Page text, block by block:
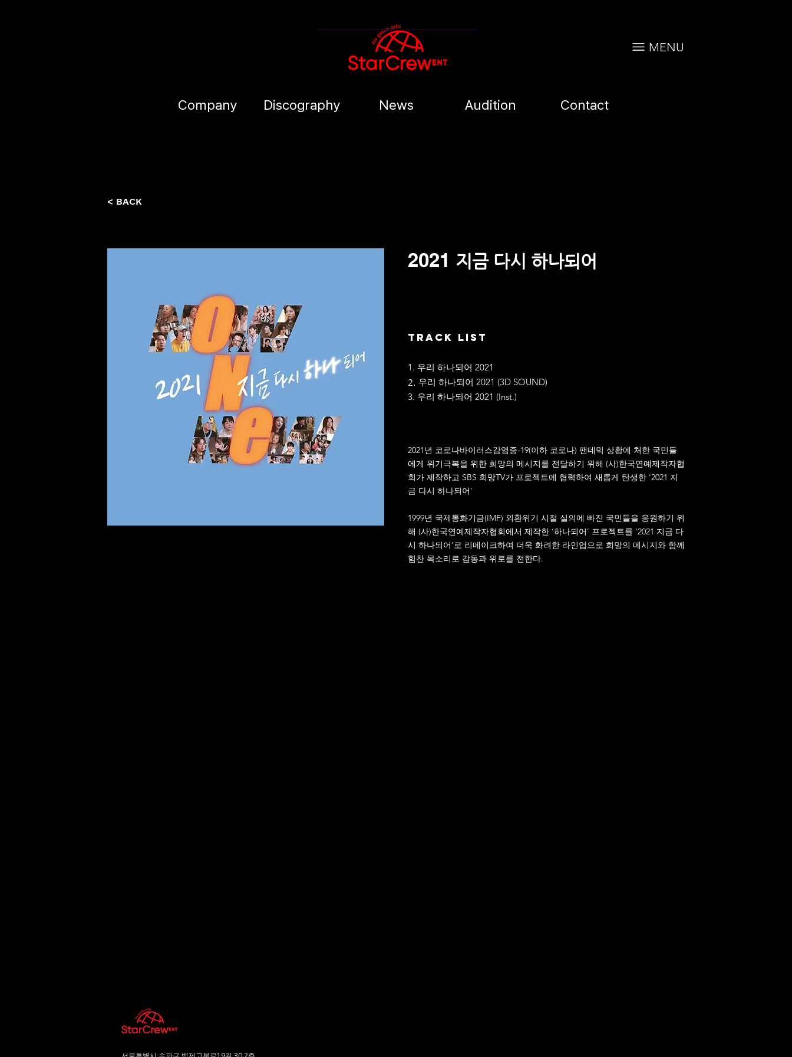
MENU
Company Discography News Audition Contact
< BACK
2021 지금 다시 하나되어
TRACK LIST
1. 우리 하나되어 2021
2. 우리 하나되어 2021 (3D SOUND)
3. 우리 하나되어 2021 (Inst.)
2021년 코로나바이러스감염증-19(이하 코로나) 팬데믹 상황에 처한 국민들
에게 위기극복을 위한 희망의 메시지를 전달하기 위해 (사)한국연예제작자협
회가 제작하고 SBS 희망TV가 프로젝트에 협력하여 새롭게 탄생한 '2021 지
금 다시 하나되어'
1999년 국제통화기금(IMF) 외환위기 시절 실의에 빠진 국민들을 응원하기 위
해 (사)한국연예제작자협회에서 제작한 ‘하나되어’ 프로젝트를 ‘2021 지금 다
시 하나되어’로 리메이크하여 더욱 화려한 라인업으로 희망의 메시지와 함께
힘찬 목소리로 감동과 위로를 전한다.